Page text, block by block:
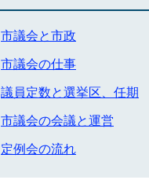
市議会と市政
市議会の仕事
議員定数と選挙区、任期
市議会の会議と運営
定例会の流れ